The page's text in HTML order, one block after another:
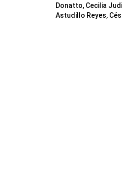
Donatto, Cecilia
Astudillo Reyes,